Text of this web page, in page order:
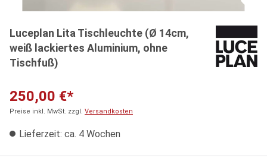
Luceplan Lita Tischleuchte (Ø 14cm,
weiß lackiertes Aluminium, ohne
Tischfuß)
250,00 €*
Preise inkl. MwSt. zzgl. Versandkosten
Lieferzeit: ca. 4 Wochen